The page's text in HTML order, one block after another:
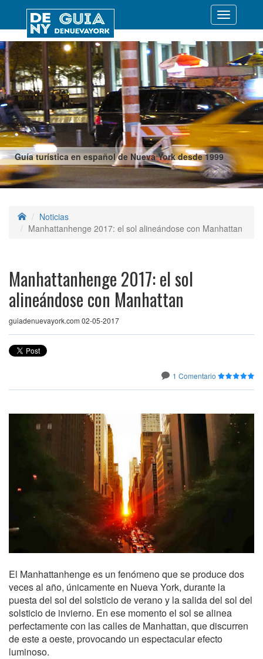
Guía turística en español de Nueva York desde 1999
Desplegar
Noticias
Manhattanhenge 2017: el sol alineándose con Manhattan
Manhattanhenge 2017: el sol
alineándose con Manhattan
guiadenuevayork.com 02-05-2017
1 Comentario
El Manhattanhenge es un fenómeno que se produce dos
veces al año, únicamente en Nueva York, durante la
puesta del sol del solsticio de verano y la salida del sol del
solsticio de invierno. En ese momento el sol se alinea
perfectamente con las calles de Manhattan, que discurren
de este a oeste, provocando un espectacular efecto
luminoso.